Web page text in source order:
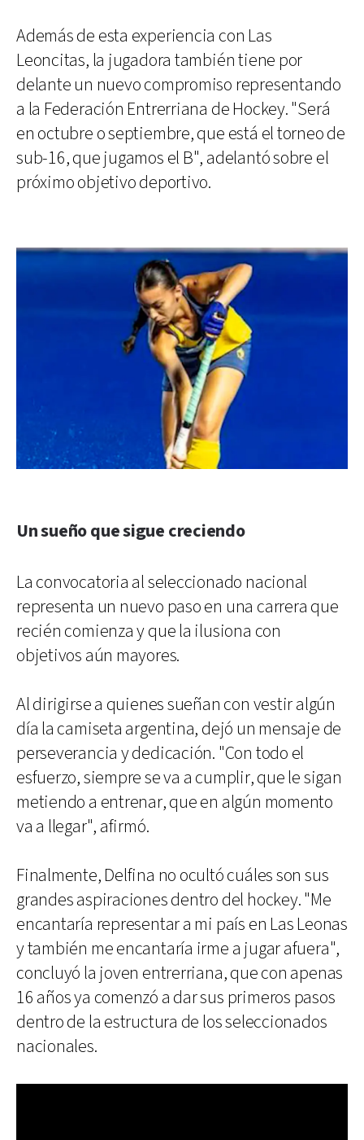
Además de esta experiencia con Las
Leoncitas, la jugadora también tiene por
delante un nuevo compromiso representando
a la Federación Entrerriana de Hockey. "Será
en octubre o septiembre, que está el torneo de
sub-16, que jugamos el B", adelantó sobre el
próximo objetivo deportivo.
Un sueño que sigue creciendo
La convocatoria al seleccionado nacional
representa un nuevo paso en una carrera que
recién comienza y que la ilusiona con
objetivos aún mayores.
Al dirigirse a quienes sueñan con vestir algún
día la camiseta argentina, dejó un mensaje de
perseverancia y dedicación. "Con todo el
esfuerzo, siempre se va a cumplir, que le sigan
metiendo a entrenar, que en algún momento
va a llegar", afirmó.
Finalmente, Delfina no ocultó cuáles son sus
grandes aspiraciones dentro del hockey. "Me
encantaría representar a mi país en Las Leonas
y también me encantaría irme a jugar afuera",
concluyó la joven entrerriana, que con apenas
16 años ya comenzó a dar sus primeros pasos
dentro de la estructura de los seleccionados
nacionales.